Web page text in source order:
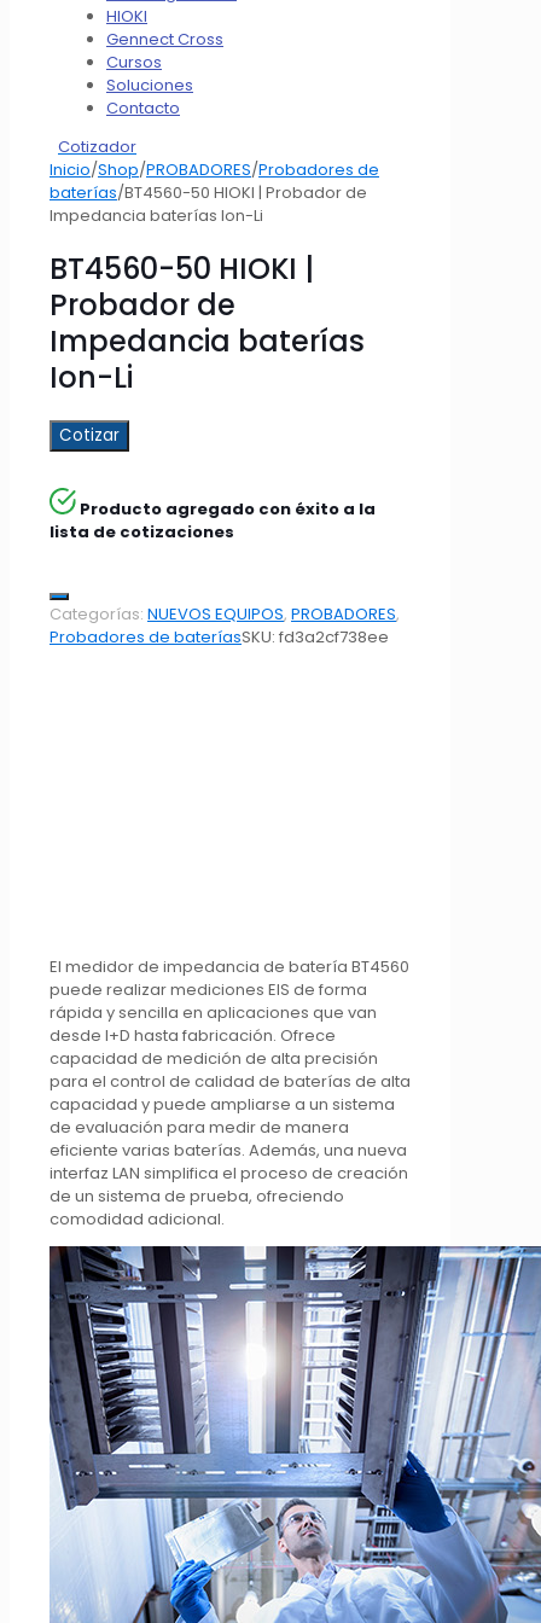
HIOKI
Gennect Cross
Cursos
Soluciones
Contacto
Cotizador
Inicio/Shop/PROBADORES/Probadores de
baterías/BT4560-50 HIOKI | Probador de
Impedancia baterías Ion-Li
BT4560-50 HIOKI |
Probador de
Impedancia baterías
Ion-Li
Cotizar
Producto agregado con éxito a la
lista de cotizaciones
Categorías: NUEVOS EQUIPOS, PROBADORES,
Probadores de bateríasSKU: fd3a2cf738ee
El medidor de impedancia de batería BT4560
puede realizar mediciones EIS de forma
rápida y sencilla en aplicaciones que van
desde I+D hasta fabricación. Ofrece
capacidad de medición de alta precisión
para el control de calidad de baterías de alta
capacidad y puede ampliarse a un sistema
de evaluación para medir de manera
eficiente varias baterías. Además, una nueva
interfaz LAN simplifica el proceso de creación
de un sistema de prueba, ofreciendo
comodidad adicional.